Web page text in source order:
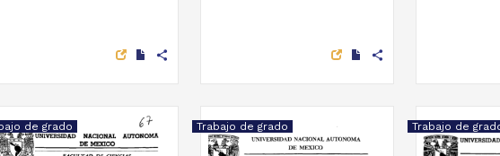
share share
de grado Trabajo de grado Trabajo de